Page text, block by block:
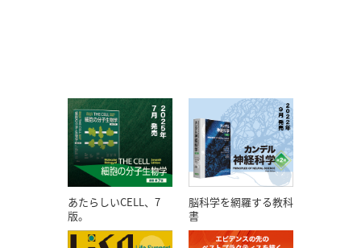
あたらしいCELL、7
版。
脳科学を網羅する教科
書